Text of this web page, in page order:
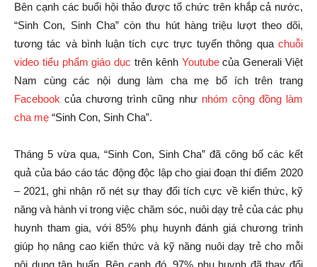
Bên cạnh các buổi hội thảo được tổ chức trên khắp cả nước,
“Sinh Con, Sinh Cha” còn thu hút hàng triệu lượt theo dõi,
tương tác và bình luận tích cực trực tuyến thông qua chuỗi
video tiểu phẩm giáo dục trên kênh Youtubecủa Generali Việt
Nam cùng các nội dung làm cha mẹ bổ ích trên trang
Facebook của chương trình cũng như nhóm cộng đồng làm
cha mẹ “Sinh Con, Sinh Cha”.
Tháng 5 vừa qua, “Sinh Con, Sinh Cha” đã công bố các kết
quả của báo cáo tác động độc lập cho giai đoạn thí điểm 2020
– 2021, ghi nhận rõ nét sự thay đổi tích cực về kiến thức, kỹ
năng và hành vi trong việc chăm sóc, nuôi dạy trẻ của các phụ
huynh tham gia, với 85% phụ huynh đánh giá chương trình
giúp họ nâng cao kiến thức và kỹ năng nuôi dạy trẻ cho mỗi
nội dung tập huấn. Bên cạnh đó, 97% phụ huynh đã thay đổi